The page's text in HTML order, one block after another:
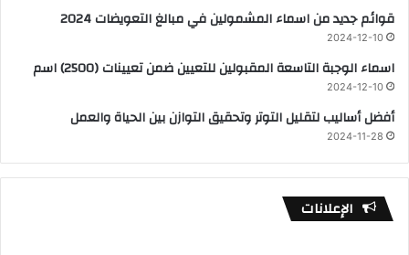
قوائم جديد من اسماء المشمولين في مبالغ التعويضات 2024
2024-12-10
اسماء الوجبة التاسعة المقبولين للتعيين ضمن تعيينات (2500) اسم
2024-12-10
أفضل أساليب لتقليل التوتر وتحقيق التوازن بين الحياة والعمل
2024-11-28
الإعلانات